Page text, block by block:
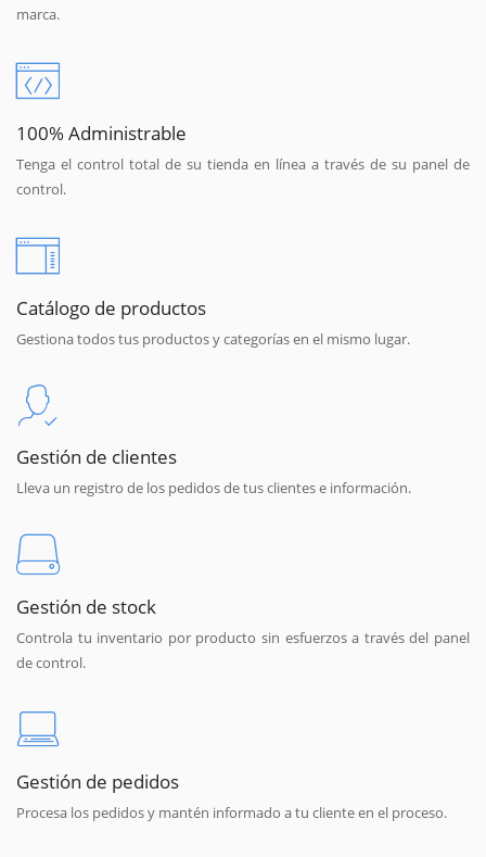
marca.
100% Administrable
Tenga el control total de su tienda en línea a través de su panel de
control.
Catálogo de productos
Gestiona todos tus productos y categorías en el mismo lugar.
Gestión de clientes
Lleva un registro de los pedidos de tus clientes e información.
Gestión de stock
Controla tu inventario por producto sin esfuerzos a través del panel
de control.
Gestión de pedidos
Procesa los pedidos y mantén informado a tu cliente en el proceso.